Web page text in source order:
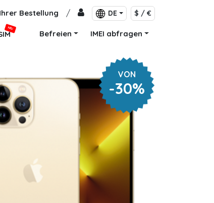
Bestellung / DE $ / €
NEU
Befreien IMEI abfragen
VON
-30%